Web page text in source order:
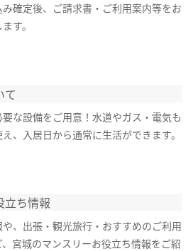
み確定後、ご請求書・ご利用案内等をお
す。
て
要な設備をご用意！水道やガス・電気も
、入居日から通常に生活ができます。
立ち情報
、出張・観光旅行・おすすめのご利用
宮城のマンスリーお役立ち情報をご紹